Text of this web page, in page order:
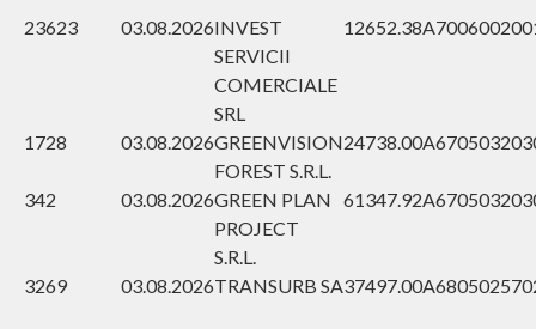
23623 03.08.2026INVEST
SERVICII
COMERCIALE
SRL
12652.38A700600
1728 03.08.2026GREENVISION
FOREST S.R.L.
24738.00A670503
342 03.08.2026GREEN PLAN
PROJECT
S.R.L.
61347.92A670503
3269 03.08.2026TRANSURB SA37497.00A680502